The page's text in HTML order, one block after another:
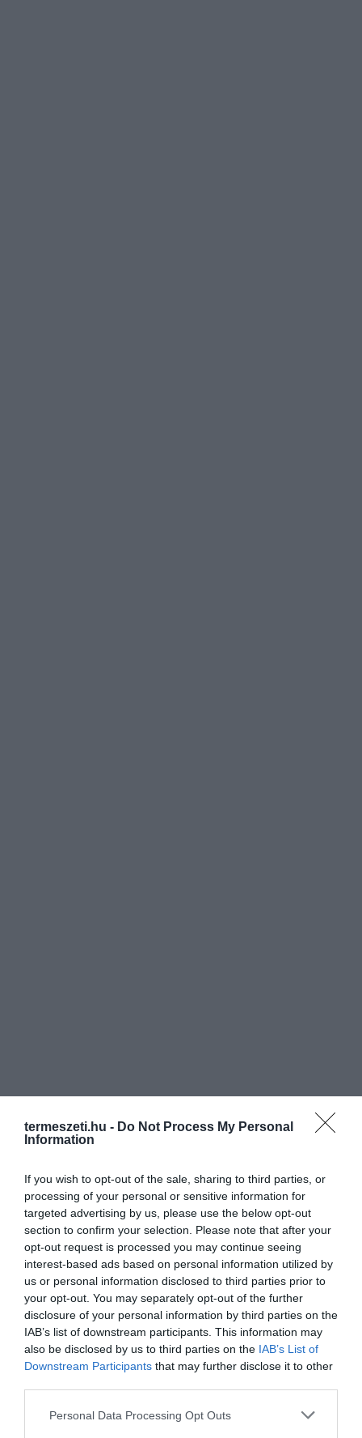
termeszeti.hu - Do Not Process My Personal
Information
If you wish to opt-out of the sale, sharing to third parties, or
processing of your personal or sensitive information for
targeted advertising by us, please use the below opt-out
section to confirm your selection. Please note that after your
opt-out request is processed you may continue seeing
interest-based ads based on personal information utilized by
us or personal information disclosed to third parties prior to
your opt-out. You may separately opt-out of the further
disclosure of your personal information by third parties on the
IAB’s list of downstream participants. This information may
also be disclosed by us to third parties on the IAB’s List of
Downstream Participants that may further disclose it to other
Please note that this website/app uses one or more Google
Personal Data Processing Opt Outs